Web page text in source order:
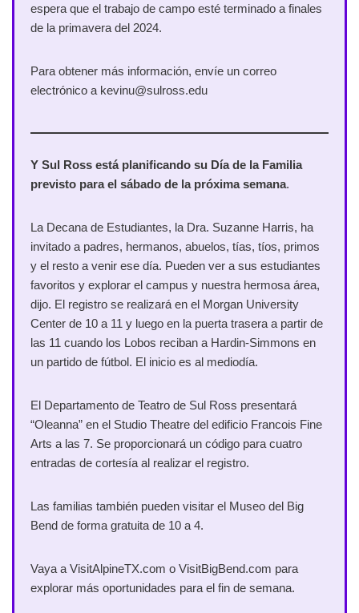
espera que el trabajo de campo esté terminado a finales
de la primavera del 2024.
Para obtener más información, envíe un correo
electrónico a kevinu@sulross.edu
Y Sul Ross está planificando su Día de la Familia
previsto para el sábado de la próxima semana.
La Decana de Estudiantes, la Dra. Suzanne Harris, ha
invitado a padres, hermanos, abuelos, tías, tíos, primos
y el resto a venir ese día. Pueden ver a sus estudiantes
favoritos y explorar el campus y nuestra hermosa área,
dijo. El registro se realizará en el Morgan University
Center de 10 a 11 y luego en la puerta trasera a partir de
las 11 cuando los Lobos reciban a Hardin-Simmons en
un partido de fútbol. El inicio es al mediodía.
El Departamento de Teatro de Sul Ross presentará
“Oleanna” en el Studio Theatre del edificio Francois Fine
Arts a las 7. Se proporcionará un código para cuatro
entradas de cortesía al realizar el registro.
Las familias también pueden visitar el Museo del Big
Bend de forma gratuita de 10 a 4.
Vaya a VisitAlpineTX.com o VisitBigBend.com para
explorar más oportunidades para el fin de semana.